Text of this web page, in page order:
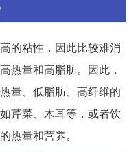
的粘性，因此比较难消
热量和高脂肪。因此，
量、低脂肪、高纤维的
芹菜、木耳等，或者饮
热量和营养。